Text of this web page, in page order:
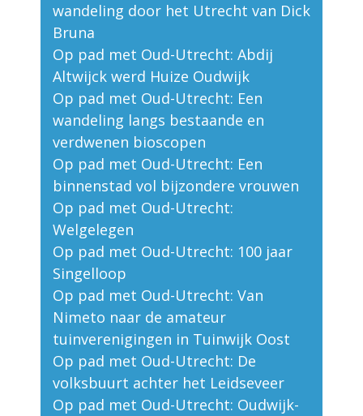
wandeling door het Utrecht van Dick
Bruna
Op pad met Oud-Utrecht: Abdij
Altwijck werd Huize Oudwijk
Op pad met Oud-Utrecht: Een
wandeling langs bestaande en
verdwenen bioscopen
Op pad met Oud-Utrecht: Een
binnenstad vol bijzondere vrouwen
Op pad met Oud-Utrecht:
Welgelegen
Op pad met Oud-Utrecht: 100 jaar
Singelloop
Op pad met Oud-Utrecht: Van
Nimeto naar de amateur
tuinverenigingen in Tuinwijk Oost
Op pad met Oud-Utrecht: De
volksbuurt achter het Leidseveer
Op pad met Oud-Utrecht: Oudwijk-